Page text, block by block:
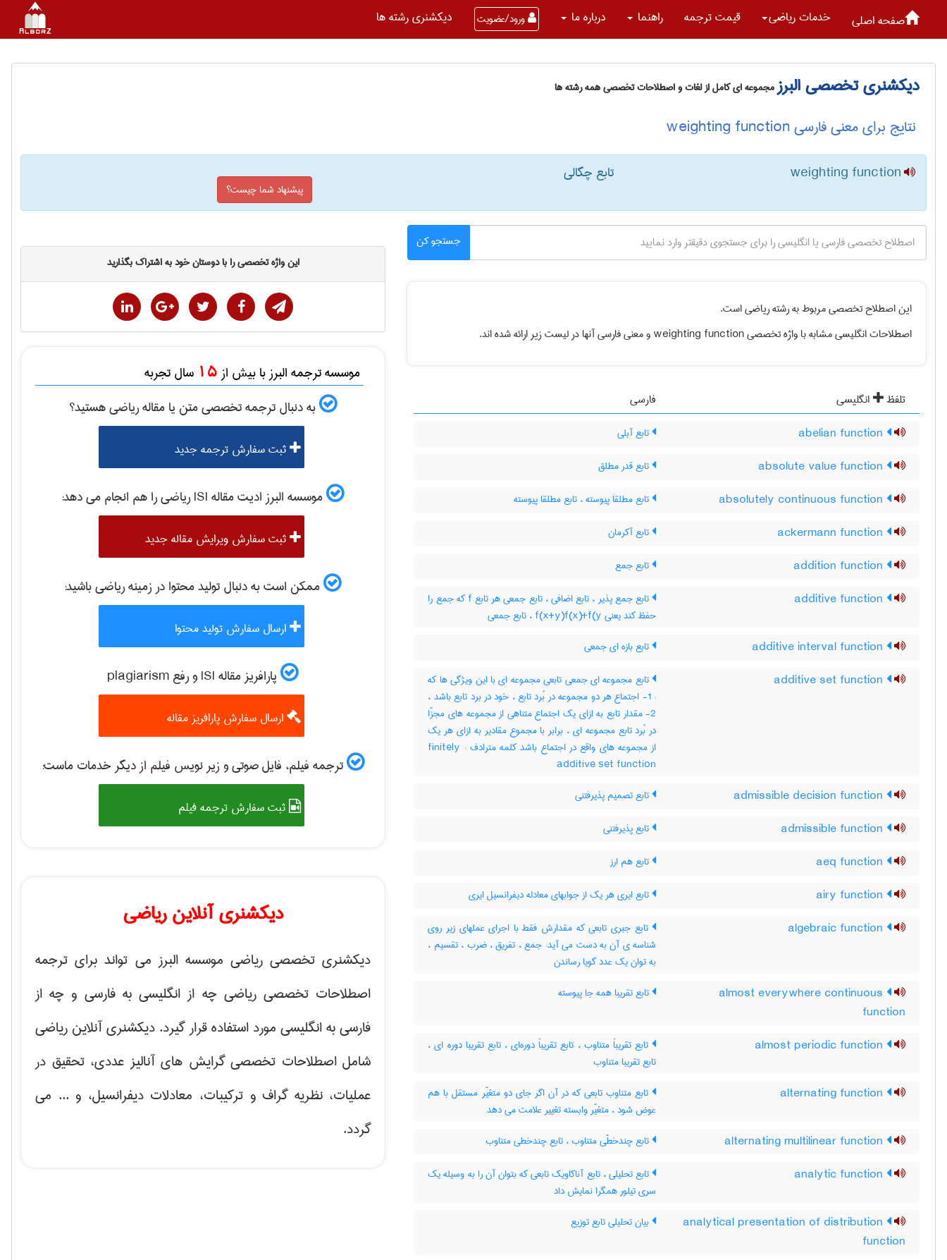
صفحه اصلی خدمات رياضی قیمت ترجمه راهنما درباره ما ورود/عضویت دیکشنری رشته ها
دیکشنری تخصصی البرزمجموعه ای کامل از لغات و اصطلاحات تخصصی همه رشته ها
نتایج برای معنی فارسی weighting function
weighting function تابع چگالی
پیشنهاد شما چیست؟
جستجو کن
این اصطلاح تخصصی مربوط به رشتهرياضیاست.
اصطلاحات انگلیسی مشابه با واژه تخصصیweighting functionو معنی فارسی آنها در لیست زیر ارائه شده اند.
تلفظ انگلیسی
فارسی
تابع آبلی
تابع قدر مطلق
تابع مطلقاَ پیوسته ، تابع مطلقا پیوسته
تابع آکرمان
تابع جمع
تابع جمع پذیر ، تابع اضافی ، تابع جمعی هر تابع f که جمع را
حفظ کند یعنی f(x+y)f(x)+f(y ، تابع جمعی
تابع بازه ای جمعی
تابع مجموعه ای جمعی تابعی مجموعه ای با این ویژگی ها که
: 1- اجتماع هر دو مجموعه در بُرد تابع ، خود در برد تابع باشد ،
2- مقدار تابع به ازای یک اجتماع متناهی از مجموعه های مجزّا
در بُرد تابع مجموعه ای ، برابر با مجموع مقادیر به ازای هر یک
از مجموعه های واقع در اجتماع باشد کلمه مترادف : finitely
additive set function
تابع تصمیم پذیرفتنی
تابع پذیرفتنی
تابع هم ارز
تابع ایری هر یک از جوابهای معادله دیفرانسیل ایری
تابع جبری تابعی که مقدارش فقط با اجرای عملهای زیر روی
شناسه ی آن به دست می آید: جمع ، تفریق ، ضرب ، تقسیم ،
به توان یک عدد گویا رساندن
almost everywhere continuous
function
تابع تقریبا همه جا پیوسته
تابع تقریباً متناوب ، تابع تقریباً دوره‌ای ، تابع تقریبا دوره ای ،
تابع تقریبا متناوب
تابع متناوب تابعی که در آن اگر جای دو متغیّر مستقل با هم
عوض شود ، متغیّر وابسته تغییر علامت می دهد
تابع چندخطّی متناوب ، تابع چندخطی متناوب
تابع تحلیلی ، تابع آناکاویک تابعی که بتوان آن را به وسیله یک
سری تیلور همگرا نمایش داد
analytical presentation of distribution
function
بیان تحلیلی تابع توزیع
این واژه تخصصی را با دوستان خود به اشتراک بگذارید
موسسه ترجمه البرز با بیش از 15 سال تجربه
به دنبال ترجمه تخصصی متن یا مقالهرياضیهستید؟
ثبت سفارش ترجمه جدید
موسسه البرز ادیت مقاله ISI رياضیرا هم انجام می دهد:
ثبت سفارش ویرایش مقاله جدید
ممکن است به دنبال تولید محتوا در زمینهرياضیباشید:
ارسال سفارش تولید محتوا
پارافریز مقاله ISI و رفع plagiarism
ارسال سفارش پارافریز مقاله
ترجمه فیلم، فایل صوتی و زیر نویس فیلم از دیگر خدمات ماست:
ثبت سفارش ترجمه فیلم
دیکشنری آنلاین ریاضی
دیکشنری تخصصی ریاضی موسسه البرز می تواند برای ترجمه
اصطلاحات تخصصی ریاضی چه از انگلیسی به فارسی و چه از
فارسی به انگلیسی مورد استفاده قرار گیرد. دیکشنری آنلاین ریاضی
شامل اصطلاحات تخصصی گرایش هایآنالیز عددی، تحقیق در
عملیات، نظریه گراف و تركیبات، معادلات دیفرانسیل، و ... می
گردد.